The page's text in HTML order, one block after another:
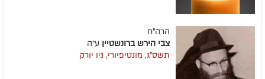
הרה"ח
צבי הירש ברונשטיין ע״ה
תשס"ג, מונטיפיורי, ניו יורק